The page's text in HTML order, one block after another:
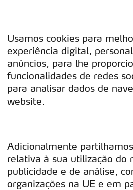
Usamos cookies para
experiência digital,
anúncios, para lhe
funcionalidades de redes
para analisar dados de
website.
Adicionalmente
relativa à sua utilização do
publicidade e de análise,
organizações na UE e em